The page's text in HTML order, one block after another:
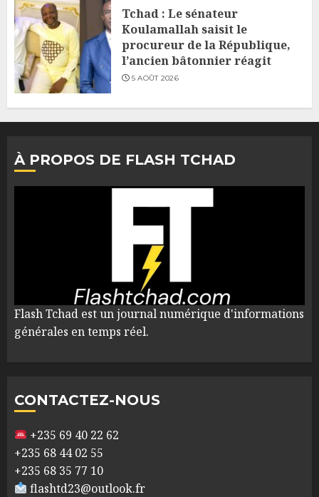
Tchad : Le sénateur
Koulamallah saisit le
procureur de la République,
l’ancien bâtonnier réagit
5 AOÛT 2026
À PROPOS DE FLASH TCHAD
Flash Tchad est un journal numérique d'informations
générales en temps réel.
CONTACTEZ-NOUS
+235 69 40 22 62
+235 68 44 02 55
+235 68 35 77 10
flashtd23@outlook.fr